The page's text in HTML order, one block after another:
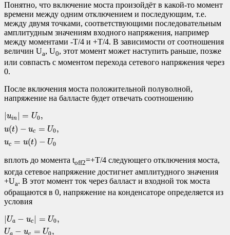
Понятно, что включение моста произойдёт в какой-то момент
времени между одним отключением и последующим, т.е.
между двумя точками, соответствующими последовательным
амплитудным значениям входного напряжения, например
между моментами -T/4 и +T/4. В зависимости от соотношения
величин Ua, U0, этот момент может наступить раньше, позже
или совпасть с моментом перехода сетевого напряжения через
0.
После включения моста положительной полуволной,
напряжение на балласте будет отвечать соотношению
uin = U0,
u(t) − uc = U0,
uc = u(t) − U0
вплоть до момента toff2=+T/4 следующего отключения моста,
когда сетевое напряжение достигнет амплитудного значения
+Ua. В этот момент ток через балласт и входной ток моста
обращаются в 0, напряжение на конденсаторе определяется из
условия
|Ua − uc | = U0,
U − u = U0,
Ua